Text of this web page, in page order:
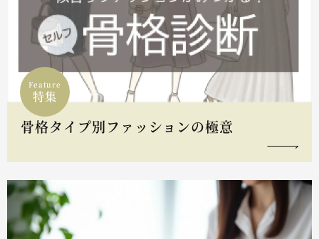
Feature
特集
骨格タイプ別ファッションの極意